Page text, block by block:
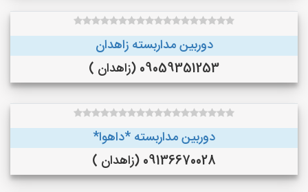
دوربین مداربسته زاهدان
09059351253 (زاهدان )
دوربین مداربسته *داهوا*
09136670028 (زاهدان )